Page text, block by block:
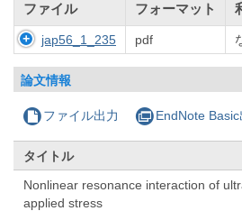
ファイル フォーマット
jap56_1_235 pdf
論文情報
ファイル出力 EndNote Basic
タイトル
Nonlinear resonance interaction of
applied stress